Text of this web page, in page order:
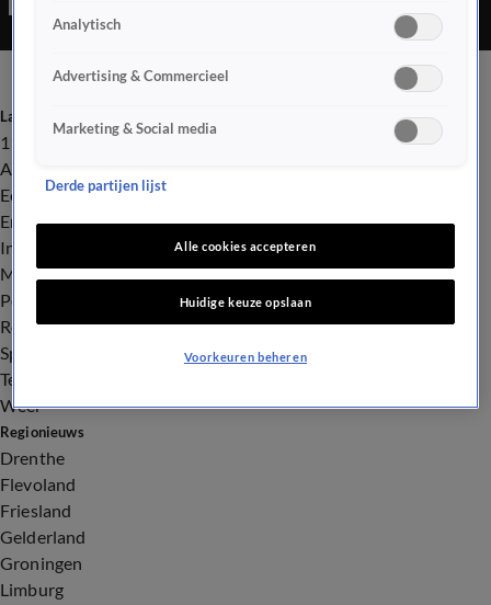
Laatste nieuws
112
Advies & Tips
Economie
Entertainment
Infrastructuur
Milieu en Gezondheid
Politiek
Royalty
Sport
Tech
Weer
Regionieuws
Drenthe
Flevoland
Friesland
Gelderland
Groningen
Limburg
Analytisch
Advertising & Commercieel
Marketing & Social media
Derde partijen lijst
Alle cookies accepteren
Huidige keuze opslaan
Voorkeuren beheren